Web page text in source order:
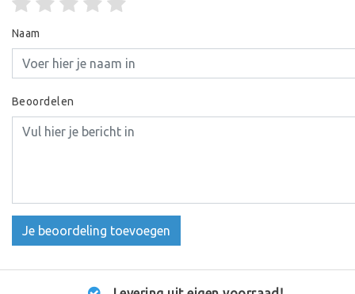
Naam
Beoordelen
Je beoordeling toevoegen